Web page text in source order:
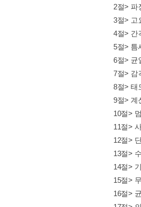
2절> 파
3절> 고
4절> 간
5절> 틈
6절> 균
7절> 감
8절> 태
9절> 계
10절>
11절>
12절>
13절>
14절>
15절>
16절>